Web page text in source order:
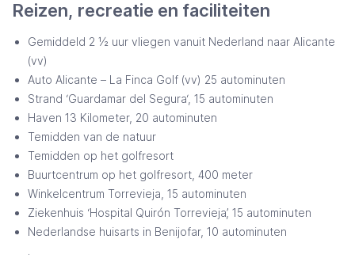
Reizen, recreatie en faciliteiten
Gemiddeld 2 ½ uur vliegen vanuit Nederland naar Alicante
(vv)
Auto Alicante – La Finca Golf (vv) 25 autominuten
Strand ‘Guardamar del Segura‘, 15 autominuten
Haven 13 Kilometer, 20 autominuten
Temidden van de natuur
Temidden op het golfresort
Buurtcentrum op het golfresort, 400 meter
Winkelcentrum Torrevieja, 15 autominuten
Ziekenhuis ‘Hospital Quirón Torrevieja’, 15 autominuten
Nederlandse huisarts in Benijofar, 10 autominuten